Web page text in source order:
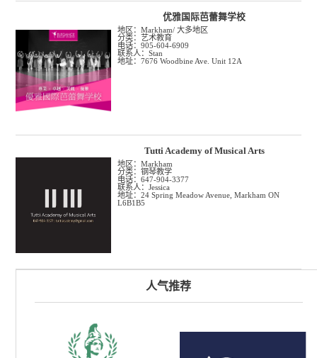
优雅国际芭蕾舞学校
地区：Markham/ 大多地区
分类：艺术教育
电话：905-604-6909
联系人：Stan
地址：7676 Woodbine Ave. Unit 12A
Tutti Academy of Musical Arts
地区：Markham
分类：钢琴教学
电话：647-904-3377
联系人：Jessica
地址：24 Spring Meadow Avenue, Markham ON
L6B1B5
人气推荐